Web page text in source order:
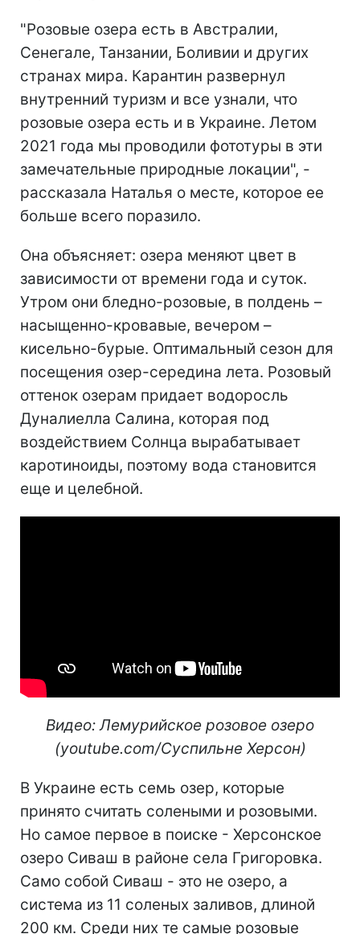
"Розовые озера есть в Австралии,
Сенегале, Танзании, Боливии и других
странах мира. Карантин развернул
внутренний туризм и все узнали, что
розовые озера есть и в Украине. Летом
2021 года мы проводили фототуры в эти
замечательные природные локации", -
рассказала Наталья о месте, которое ее
больше всего поразило.
Она объясняет: озера меняют цвет в
зависимости от времени года и суток.
Утром они бледно-розовые, в полдень –
насыщенно-кровавые, вечером –
кисельно-бурые. Оптимальный сезон для
посещения озер-середина лета. Розовый
оттенок озерам придает водоросль
Дуналиелла Салина, которая под
воздействием Солнца вырабатывает
каротиноиды, поэтому вода становится
еще и целебной.
Видео: Лемурийское розовое озеро
(youtube.com/Суспильне Херсон)
В Украине есть семь озер, которые
принято считать солеными и розовыми.
Но самое первое в поиске - Херсонское
озеро Сиваш в районе села Григоровка.
Само собой Сиваш - это не озеро, а
система из 11 соленых заливов, длиной
200 км. Среди них те самые розовые